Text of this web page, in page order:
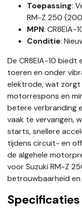
Toepassing:
RM-Z 250
MPN: CR8EIA-
Conditie:
De CR8EIA-10
toeren en onder
elektrode, wat
motorrespons en
betere verbranding
vaak te vervangen,
starts, snellere
tijdens circuit- en
de algehele
voor Suzuki RM-Z
betrouwbaarheid
Specificaties